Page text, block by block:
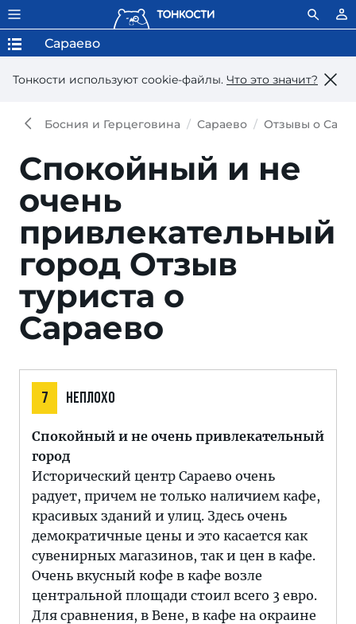
Тонкости используют сookie-файлы. Что это значит?
Сараево
Босния и Герцеговина Сараево Отзывы о
Спокойный и не
очень
привлекательный
город Отзыв
туриста о
Сараево
7 НЕПЛОХО
Спокойный и не очень привлекательный
город
Исторический центр Сараево очень
радует, причем не только наличием кафе,
красивых зданий и улиц. Здесь очень
демократичные цены и это касается как
сувенирных магазинов, так и цен в кафе.
Очень вкусный кофе в кафе возле
центральной площади стоил всего 3 евро.
Для сравнения, в Вене, в кафе на окраине